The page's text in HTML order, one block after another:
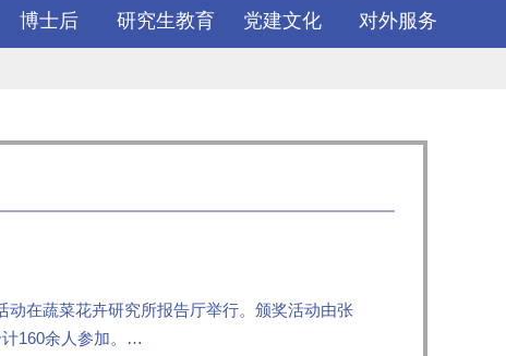
博士后 研究生教育 党建文化 对外服务
在蔬菜花卉研究所报告厅举行。颁奖活动由张
160余人参加。